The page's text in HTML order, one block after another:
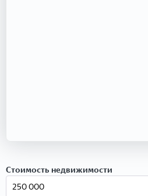
Стоимость недвижимости